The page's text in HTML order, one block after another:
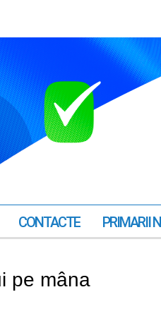
CONTACTE PRIMARII
pe mâna